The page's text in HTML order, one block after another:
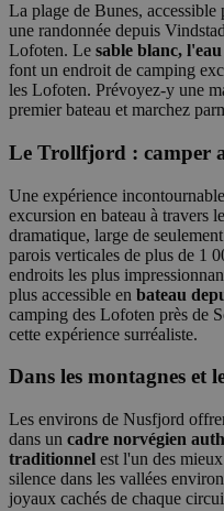
La plage de Bunes, accessible
une randonnée depuis
Lofoten. Le sable blanc,
font un endroit de camping
les Lofoten. Prévoyez-y une
premier bateau et marchez
Le Trollfjord : camper
Une expérience
excursion en bateau à travers le
dramatique, large de
parois verticales de plus de 1
endroits les plus
plus accessible en bateau
camping des Lofoten près de
cette expérience surréaliste.
Dans les montagnes et
Les environs de Nusfjord
dans un cadre norvégien
traditionnel est l'un des
silence dans les vallées
joyaux cachés de chaque